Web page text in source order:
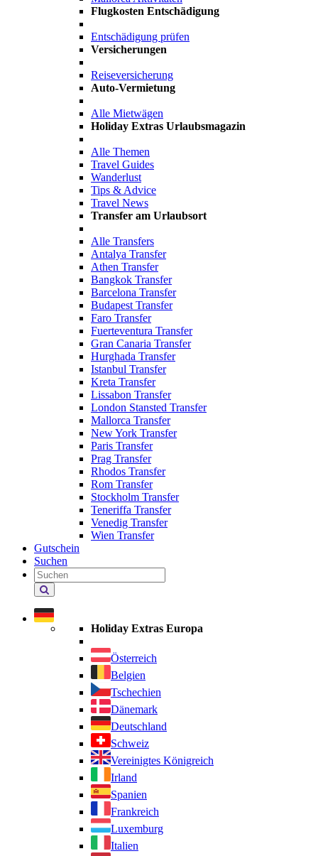
Flugkosten Entschädigung
Entschädigung prüfen
Versicherungen
Reiseversicherung
Auto-Vermietung
Alle Mietwägen
Holiday Extras Urlaubsmagazin
Alle Themen
Travel Guides
Wanderlust
Tips & Advice
Travel News
Transfer am Urlaubsort
Alle Transfers
Antalya Transfer
Athen Transfer
Bangkok Transfer
Barcelona Transfer
Budapest Transfer
Faro Transfer
Fuerteventura Transfer
Gran Canaria Transfer
Hurghada Transfer
Istanbul Transfer
Kreta Transfer
Lissabon Transfer
London Stansted Transfer
Mallorca Transfer
New York Transfer
Paris Transfer
Prag Transfer
Rhodos Transfer
Rom Transfer
Stockholm Transfer
Teneriffa Transfer
Venedig Transfer
Wien Transfer
Gutschein
Suchen
Holiday
Extras
durchsuchen
Holiday Extras Europa
Österreich
Belgien
Tschechien
Dänemark
Deutschland
Schweiz
Vereinigtes Königreich
Irland
Spanien
Frankreich
Luxemburg
Italien